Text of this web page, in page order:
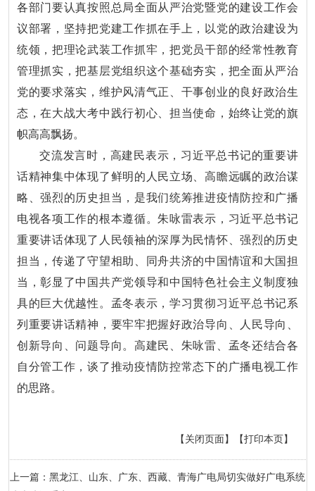
各部门要认真按照总局全面从严治党暨党的建设工作会
议部署，坚持把党建工作抓在手上，以党的政治建设为
统领，把理论武装工作抓牢，把党员干部的经常性教育
管理抓实，把基层党组织这个基础夯实，把全面从严治
党的要求落实，维护风清气正、干事创业的良好政治生
态，在大战大考中践行初心、担当使命，始终让党的旗
帜高高飘扬。
交流发言时，高建民表示，习近平总书记的重要讲
话精神集中体现了鲜明的人民立场、高瞻远瞩的政治谋
略、强烈的历史担当，是我们统筹推进疫情防控和广播
电视各项工作的根本遵循。朱咏雷表示，习近平总书记
重要讲话体现了人民领袖的深厚为民情怀、强烈的历史
担当，传递了守望相助、同舟共济的中国情谊和大国担
当，彰显了中国共产党领导和中国特色社会主义制度独
具的巨大优越性。孟冬表示，学习贯彻习近平总书记系
列重要讲话精神，要牢牢把握好政治导向、人民导向、
创新导向、问题导向。高建民、朱咏雷、孟冬还结合各
自分管工作，谈了推动疫情防控常态下的广播电视工作
的思路。
【打印本页】
【关闭页面】
上一篇：黑龙江、山东、广东、西藏、青海广电局切实做好广电系统